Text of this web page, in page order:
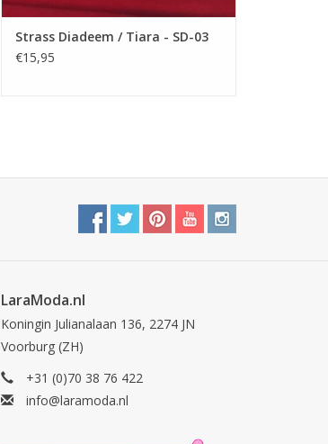
Strass Diadeem / Tiara - SD-03
€15,95
LaraModa.nl
Koningin Julianalaan 136, 2274 JN
Voorburg (ZH)
+31 (0)70 38 76 422
info@laramoda.nl